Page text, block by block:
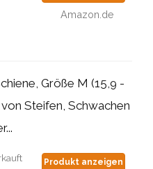
Amazon.de
Größe M (15,9 -
Steifen, Schwachen
Produkt anzeigen